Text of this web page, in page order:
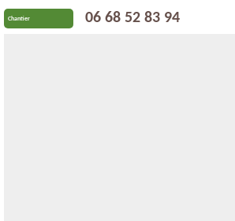
Chantier 06 68 52 83 94